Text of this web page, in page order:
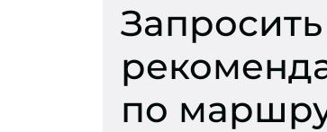
Запросить
по